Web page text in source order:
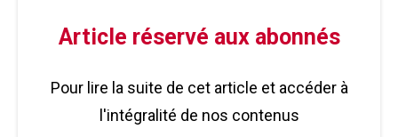
Article réservé aux abonnés
Pour lire la suite de cet article et accéder à
l'intégralité de nos contenus